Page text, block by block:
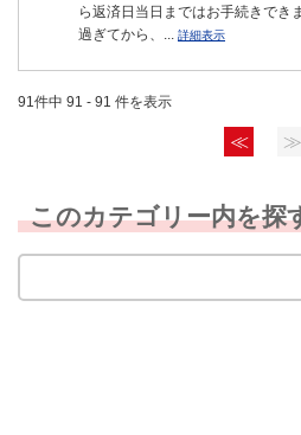
ら返済日当日まではお手続きでき
過ぎてから、... 詳細表示
91件中 91 - 91 件を表示
≪ ≫
このカテゴリー内を探